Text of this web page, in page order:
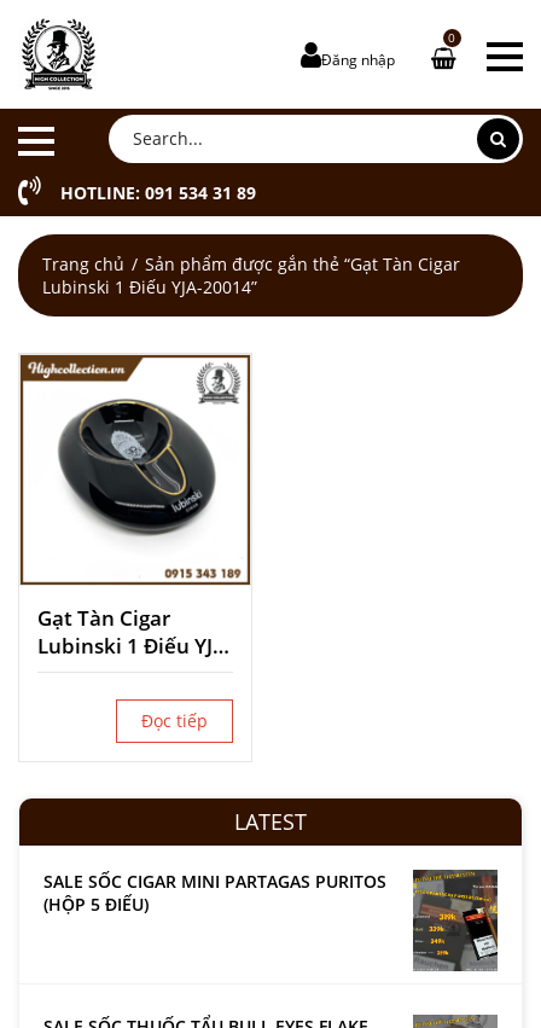
Đăng nhập
0
HOTLINE: 091 534 31 89
Trang chủ
Sản phẩm được gắn thẻ “Gạt Tàn Cigar
Lubinski 1 Điếu YJA-20014”
Gạt Tàn Cigar
Lubinski 1 Điếu YJA-
20014
Đọc tiếp
LATEST
SALE SỐC CIGAR MINI PARTAGAS PURITOS
(HỘP 5 ĐIẾU)